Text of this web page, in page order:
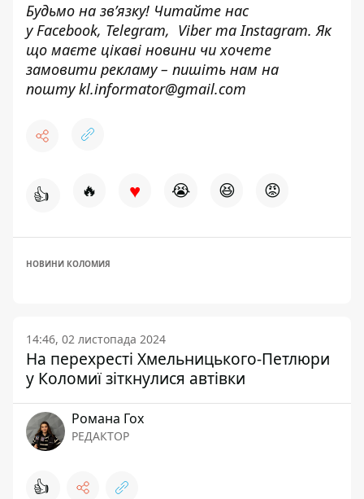
Будьмо на зв’язку! Читайте нас
уFacebook, Telegram, ViberтаInstagram. Як
що маєте цікаві новини чи хочете
замовити рекламу – пишіть нам на
поштуkl.informator@gmail.com
👍 🔥 ♥ 😭 😆 😡
НОВИНИ КОЛОМИЯ
14:46, 02 листопада 2024
На перехресті Хмельницького-Петлюри
у Коломиї зіткнулися автівки
Романа Гох
РЕДАКТОР
👍